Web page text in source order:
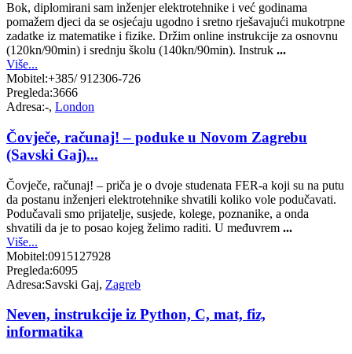
Bok, diplomirani sam inženjer elektrotehnike i već godinama
pomažem djeci da se osjećaju ugodno i sretno rješavajući mukotrpne
zadatke iz matematike i fizike. Držim online instrukcije za osnovnu
(120kn/90min) i srednju školu (140kn/90min). Instruk ...
Više...
Mobitel:+385/ 912306-726
Pregleda:3666
Adresa:-, London
Čovječe, računaj! – poduke u Novom Zagrebu
(Savski Gaj)...
Čovječe, računaj! – priča je o dvoje studenata FER-a koji su na putu
da postanu inženjeri elektrotehnike shvatili koliko vole podučavati.
Podučavali smo prijatelje, susjede, kolege, poznanike, a onda
shvatili da je to posao kojeg želimo raditi. U međuvrem ...
Više...
Mobitel:0915127928
Pregleda:6095
Adresa:Savski Gaj, Zagreb
Neven, instrukcije iz Python, C, mat, fiz,
informatika